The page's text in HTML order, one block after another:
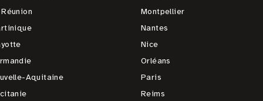
Aquitaine
Montpellier
Nantes
Nice
Orléans
Paris
Reims